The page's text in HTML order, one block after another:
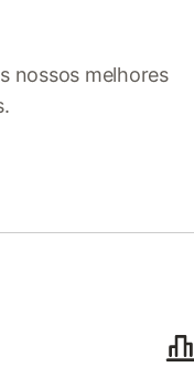
nossos melhores